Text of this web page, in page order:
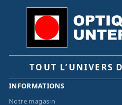
TOUT L’UNIVERS
INFORMATIONS
Notre magasin